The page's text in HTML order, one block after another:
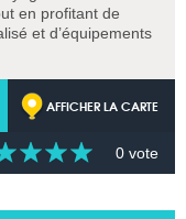
en profitant de
et d’équipements
AFFICHER LA CARTE
0 vote